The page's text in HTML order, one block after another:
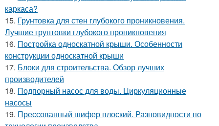
каркаса?
15. Грунтовка для стен глубокого проникновения.
Лучшие грунтовки глубокого проникновения
16. Постройка односкатной крыши. Особенности
конструкции односкатной крыши
17. Блоки для строительства. Обзор лучших
производителей
18. Подпорный насос для воды. Циркуляционные
насосы
19. Прессованный шифер плоский. Разновидности по